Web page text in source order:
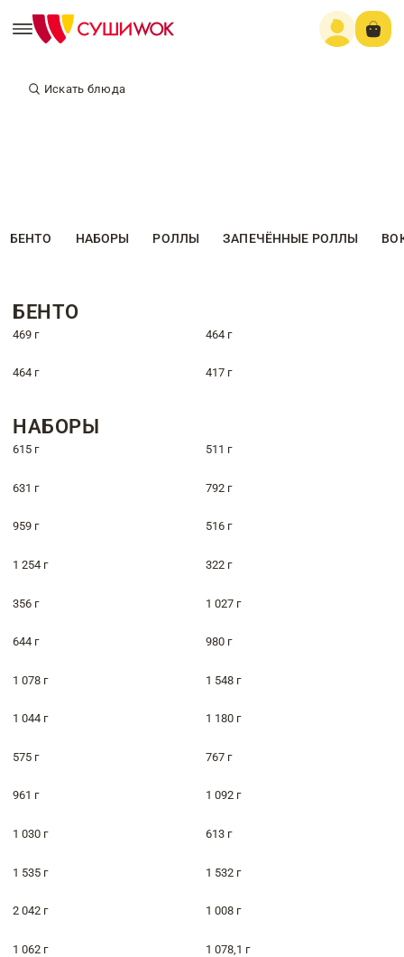
Искать блюда
БЕНТО НАБОРЫ РОЛЛЫ ЗАПЕЧЁННЫЕ РОЛЛЫ
БЕНТО
469 г 464 г
464 г 417 г
НАБОРЫ
615 г 511 г
631 г 792 г
959 г 516 г
1 254 г 322 г
356 г 1 027 г
644 г 980 г
1 078 г 1 548 г
1 044 г 1 180 г
575 г 767 г
961 г 1 092 г
1 030 г 613 г
1 535 г 1 532 г
2 042 г 1 008 г
1 062 г 1 078,1 г